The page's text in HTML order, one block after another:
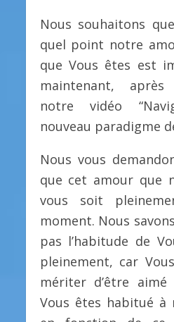
Nous souhaitons
quel point notre
que Vous êtes est
maintenant,
notre vidéo
nouveau paradigme
Nous vous
que cet amour que
vous soit
moment. Nous
pas l’habitude de
pleinement, car
mériter d’être
Vous êtes habitué à